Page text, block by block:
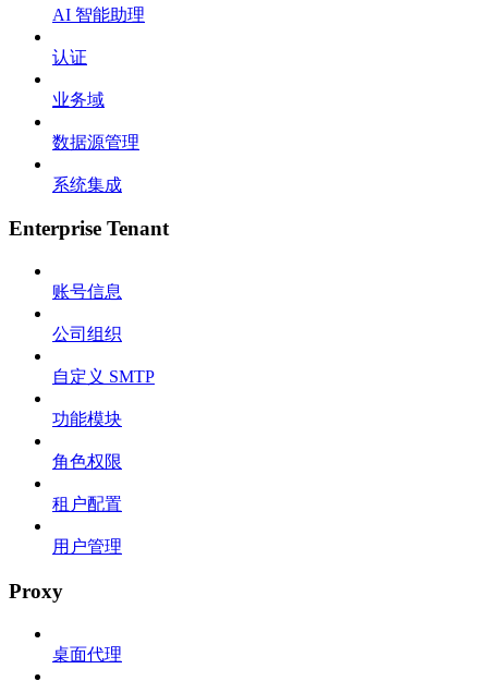
AI 智能助理
认证
业务域
数据源管理
系统集成
Enterprise Tenant
账号信息
公司组织
自定义 SMTP
功能模块
角色权限
租户配置
用户管理
Proxy
桌面代理